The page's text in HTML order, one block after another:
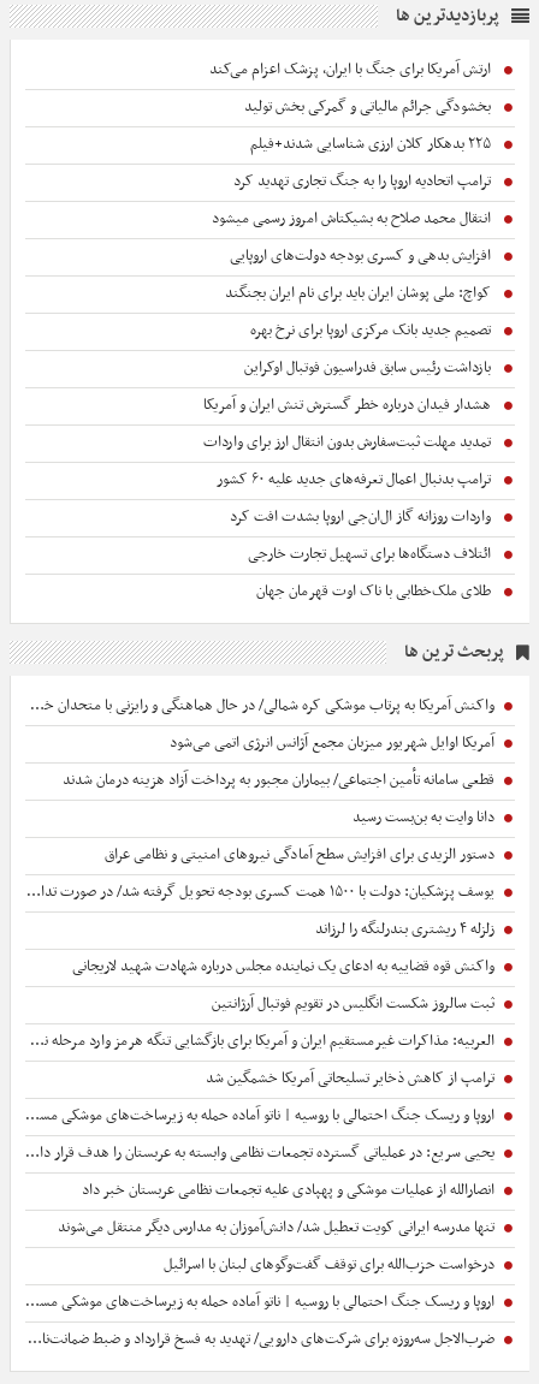
پربازدیدترین ها
ارتش آمریکا برای جنگ با ایران، پزشک اعزام می‌کند
بخشودگی جرائم مالیاتی و گمرکی بخش تولید
۲۲۵ بدهکار کلان ارزی شناسایی شدند+فیلم
ترامپ اتحادیه اروپا را به جنگ تجاری تهدید کرد
انتقال محمد صلاح به بشیکتاش امروز رسمی میشود
افزایش بدهی و کسری بودجه دولت‌های اروپایی
کواچ: ملی پوشان ایران باید برای نام ایران بجنگند
تصمیم جدید بانک مرکزی اروپا برای نرخ بهره
بازداشت رئیس سابق فدراسیون فوتبال اوکراین
هشدار فیدان درباره خطر گسترش تنش ایران و آمریکا
تمدید مهلت ثبت‌سفارش بدون انتقال ارز برای واردات
ترامپ بدنبال اعمال تعرفه‌های جدید علیه ۶۰ کشور
واردات روزانه گاز ال‌ان‌جی اروپا بشدت افت کرد
ائتلاف دستگاه‌ها برای تسهیل تجارت خارجی
طلای ملک‌خطابی با ناک اوت قهرمان جهان
پربحث ترین ها
واکنش آمریکا به پرتاب موشکی کره شمالی/ در حال هماهنگی و رایزنی با متحدان خود هستیم
آمریکا اوایل شهریور میزبان مجمع آژانس انرژی اتمی می‌شود
قطعی سامانه تأمین اجتماعی/ بیماران مجبور به پرداخت آزاد هزینه درمان شدند
دانا وایت به بن‌بست رسید
دستور الزیدی برای افزایش سطح آمادگی نیروهای امنیتی و نظامی عراق
یوسف پزشکیان: دولت با ۱۵۰۰ همت کسری بودجه تحویل گرفته شد/ در صورت تداوم محاصره، صادر می‌کنید، اما نمی‌توانید واردات انجام دهید
زلزله ۴ ریشتری بندرلنگه را لرزاند
واکنش قوه قضاییه به ادعای یک نماینده مجلس درباره شهادت شهید لاریجانی
ثبت سالروز شکست انگلیس در تقویم فوتبال آرژانتین
العربیه: مذاکرات غیرمستقیم ایران و آمریکا برای بازگشایی تنگه هرمز وارد مرحله نهایی شد
ترامپ از کاهش ذخایر تسلیحاتی آمریکا خشمگین شد
اروپا و ریسک جنگ احتمالی با روسیه | ناتو آماده حمله به زیرساخت‌های موشکی مسکو است؟ | زنگ خطر به صدا در آمد
یحیی سریع: در عملیاتی گسترده تجمعات نظامی وابسته به عربستان را هدف قرار دادیم+ فیلم
انصارالله از عملیات موشکی و پهپادی علیه تجمعات نظامی عربستان خبر داد
تنها مدرسه ایرانی کویت تعطیل شد/ دانش‌آموزان به مدارس دیگر منتقل می‌شوند
درخواست حزب‌الله برای توقف گفت‌وگوهای لبنان با اسرائیل
اروپا و ریسک جنگ احتمالی با روسیه | ناتو آماده حمله به زیرساخت‌های موشکی مسکو است؟ | اروپا هنوز تردید دارد
ضرب‌الاجل سه‌روزه برای شرکت‌های دارویی/ تهدید به فسخ قرارداد و ضبط ضمانت‌نامه‌ها + عکس